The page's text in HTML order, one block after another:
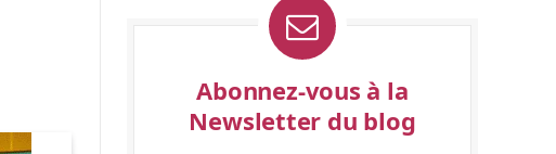
Abonnez-vous à la
Newsletter du blog